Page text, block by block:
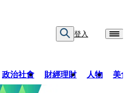
登入
政治社會 財經理財 人物 美